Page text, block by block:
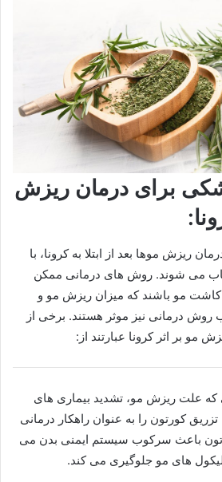
برای درمان ریزش
ریزش موها بعد از ابتلا به کرونا، با
می شوند. روش های درمانی ممکن
مو باشند که میزان ریزش مو و
روش درمانی نیز موثر هستند. برخی از
مو بر اثر کرونا عبارتند از:
علت ریزش مو، تشدید بیماری های
کورتون را به عنوان راهکار درمانی
باعث سرکوب سیستم ایمنی بدن می
های مو جلوگیری می کند.